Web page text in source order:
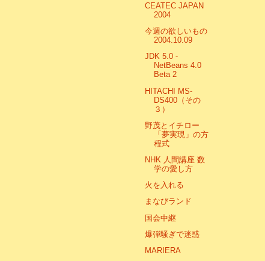
CEATEC JAPAN
2004
今週の欲しいもの
2004.10.09
JDK 5.0 -
NetBeans 4.0
Beta 2
HITACHI MS-
DS400（その
３）
野茂とイチロー
「夢実現」の方
程式
NHK 人間講座 数
学の愛し方
火を入れる
まなびランド
国会中継
爆弾騒ぎで迷惑
MARIERA